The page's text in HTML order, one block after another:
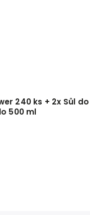
240 ks + 2x Sůl do
500 ml